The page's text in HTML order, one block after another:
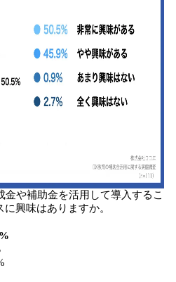
や補助金を活用して導入するこ
興味はありますか。